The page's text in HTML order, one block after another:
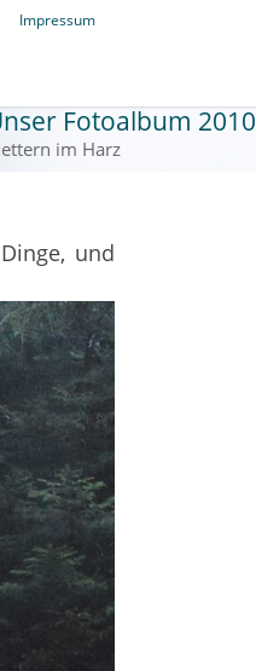
Impressum
Fotoalbum 2010
im Harz
und